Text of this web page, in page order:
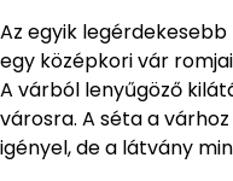
Az egyik legérdekesebb
egy középkori vár
A várból lenyűgöző
városra. A séta a
igényel, de a látvány